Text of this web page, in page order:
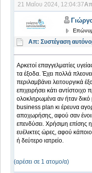
21 Μαΐου 2024, 12:04:37
Απ: Συστέγαση
Αρκετοί επαγγελματίες
τα έξοδα. Έχει πολλά
περιλαμβάνει λειτουργικά
επιχειρήσει κάτι
ολοκληρωμένα αν ήταν δικό
business plan κι έρευνα
αποχωρήσης, αφού σαν
επενδύσει. Χρήσιμη επίσης
ευέλικτες ώρες, αφού
ή δεύτερο ιατρείο.
(αρέσει σε 1 ατομο/α)